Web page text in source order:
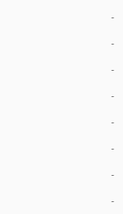
-
-
-
-
-
-
-
-